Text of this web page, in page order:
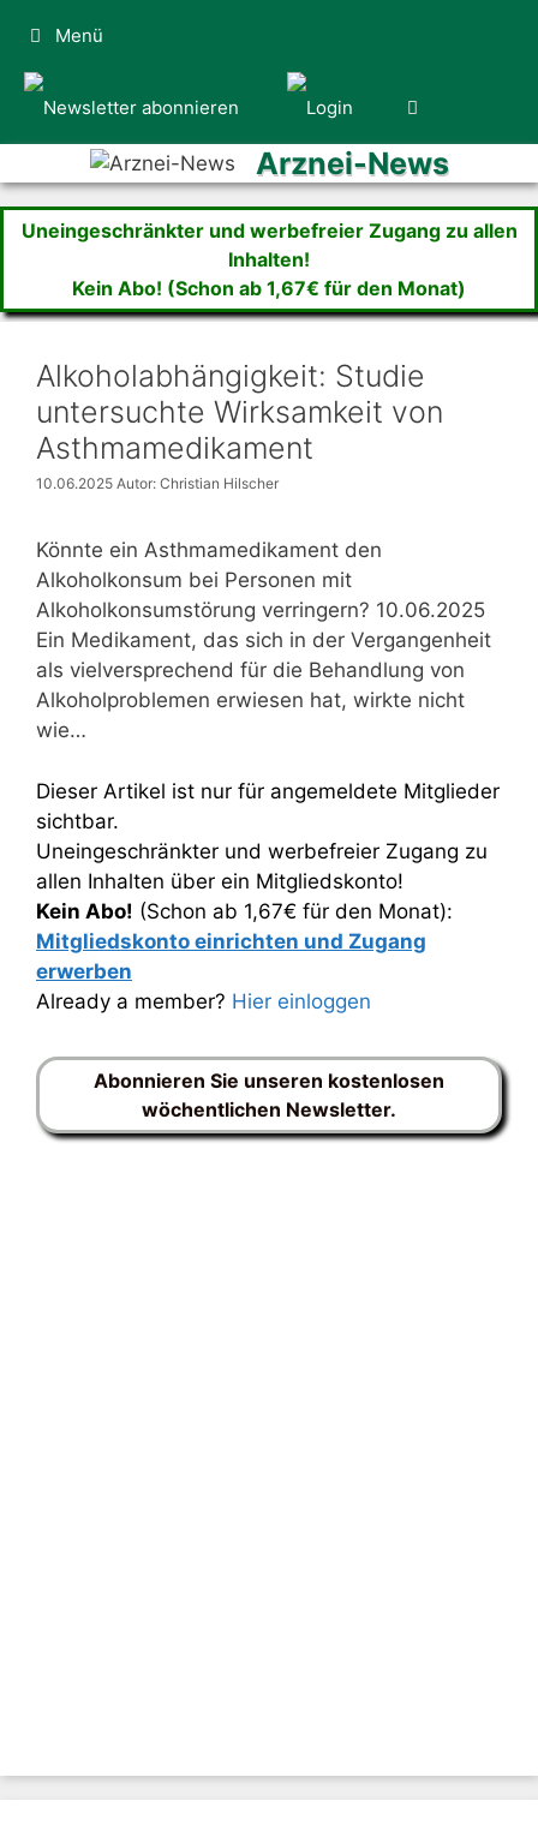
Inhalt
springen
Menü
Arznei-News
Uneingeschränkter und werbefreier Zugang zu allen
Inhalten!
Kein Abo! (Schon ab 1,67€ für den Monat)
Alkoholabhängigkeit: Studie
untersuchte Wirksamkeit von
Asthmamedikament
10.06.2025 Autor: Christian Hilscher
Könnte ein Asthmamedikament den
Alkoholkonsum bei Personen mit
Alkoholkonsumstörung verringern? 10.06.2025
Ein Medikament, das sich in der Vergangenheit
als vielversprechend für die Behandlung von
Alkoholproblemen erwiesen hat, wirkte nicht
wie…
Dieser Artikel ist nur für angemeldete Mitglieder
sichtbar.
Uneingeschränkter und werbefreier Zugang zu
allen Inhalten über ein Mitgliedskonto!
Kein Abo! (Schon ab 1,67€ für den Monat):
Mitgliedskonto einrichten und Zugang
erwerben
Already a member? Hier einloggen
Abonnieren Sie unseren kostenlosen
wöchentlichen Newsletter.